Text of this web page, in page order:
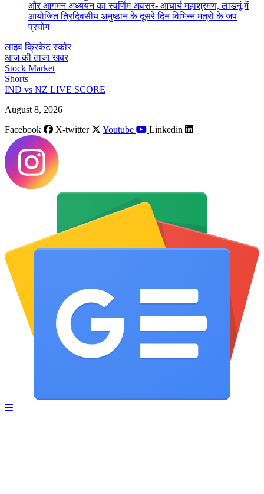
और आगमन अध्ययन का स्वर्णिम अवसर- आचार्य महाश्रमण, लाडनूं में
आयोजित त्रिदिवसीय अनुष्ठान के दूसरे दिन विभिन्न मंत्रों के जप
प्रयोग
लाइव क्रिकेट स्कोर
आज की ताजा खबर
Stock Market
Shorts
IND vs NZ LIVE SCORE
August 8, 2026
Facebook
X-twitter Youtube Linkedin